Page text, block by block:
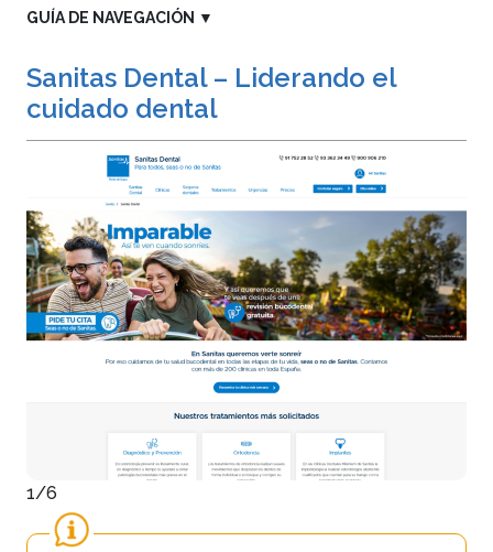
GUÍA DE NAVEGACIÓN ▼
Sanitas Dental – Liderando el
cuidado dental
1/6